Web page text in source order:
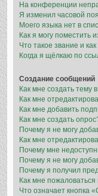
На конференции
Я изменил часовой
Моего языка нет в
Как я могу поместить
Что такое звание и
Когда я щёлкаю по
Создание сообщений
Как мне создать тему
Как мне
Как мне добавить
Как мне создать
Почему я не могу
Как мне
Почему мне
Почему я не могу
Почему я получил
Как мне
Что означает кнопка